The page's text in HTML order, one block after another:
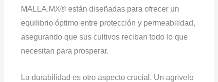
MALLA.MX® están diseñadas para ofrecer un
equilibrio óptimo entre protección y permeabilidad,
asegurando que sus cultivos reciban todo lo que
necesitan para prosperar.
La durabilidad es otro aspecto crucial. Un agrivelo